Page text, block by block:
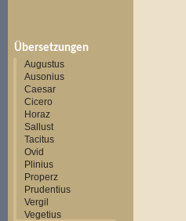
Übersetzungen
Augustus
Ausonius
Caesar
Cicero
Horaz
Sallust
Tacitus
Ovid
Plinius
Properz
Prudentius
Vergil
Vegetius